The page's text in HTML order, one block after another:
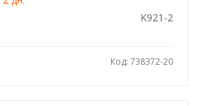
K921-2
Код: 738372-20